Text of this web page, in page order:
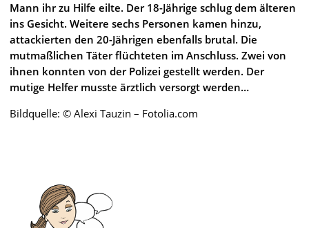
Mann ihr zu Hilfe eilte. Der 18-Jährige schlug dem älteren
ins Gesicht. Weitere sechs Personen kamen hinzu,
attackierten den 20-Jährigen ebenfalls brutal. Die
mutmaßlichen Täter flüchteten im Anschluss. Zwei von
ihnen konnten von der Polizei gestellt werden. Der
mutige Helfer musste ärztlich versorgt werden…
Bildquelle: © Alexi Tauzin – Fotolia.com